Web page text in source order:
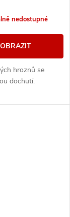
nedostupné
hroznů se
dochutí.